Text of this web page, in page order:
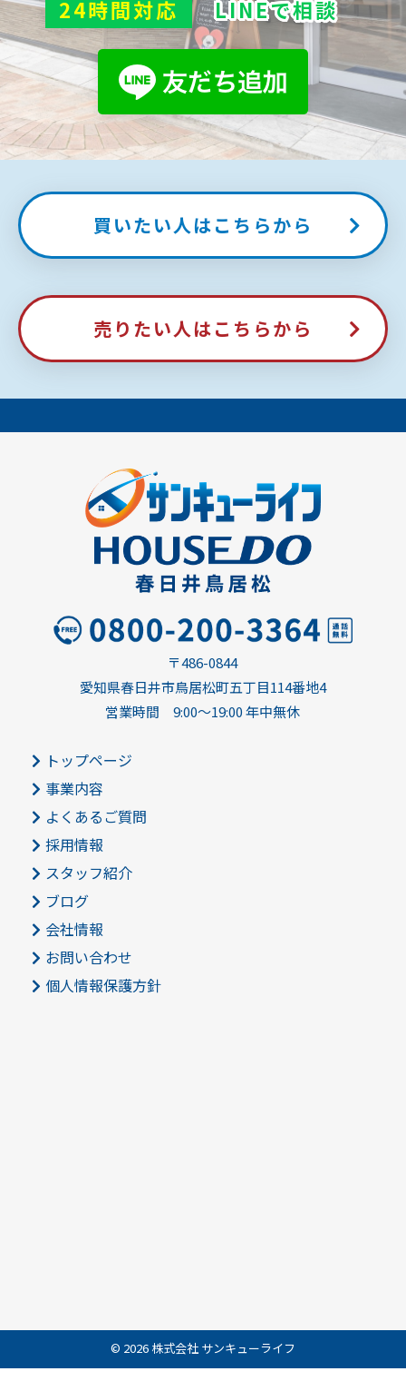
24時間対応 LINEで相談
買いたい人はこちらから
売りたい人はこちらから
〒486-0844
愛知県春日井市鳥居松町五丁目114番地4
営業時間 9:00～19:00 年中無休
トップページ
事業内容
よくあるご質問
採用情報
スタッフ紹介
ブログ
会社情報
お問い合わせ
個人情報保護方針
© 2026 株式会社 サンキューライフ